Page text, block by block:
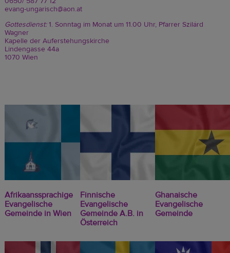
evang-ungarisch@aon.at
Gottesdienst:1. Sonntag im Monat um 11.00 Uhr, Pfarrer Szilárd
Wagner
Kapelle der Auferstehungskirche
Lindengasse 44a
1070 Wien
Afrikaanssprachige
Evangelische
Gemeinde in Wien
Finnische
Evangelische
Gemeinde A.B. in
Österreich
Ghanaische
Evangelische
Gemeinde